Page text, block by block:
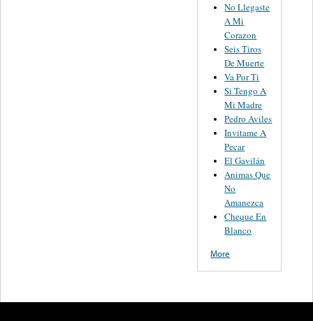
No Llegaste
A Mi
Corazon
Seis Tiros
De Muerte
Va Por Ti
Si Tengo A
Mi Madre
Pedro Aviles
Invitame A
Pecar
El Gavilán
Animas Que
No
Amanezca
Cheque En
Blanco
More